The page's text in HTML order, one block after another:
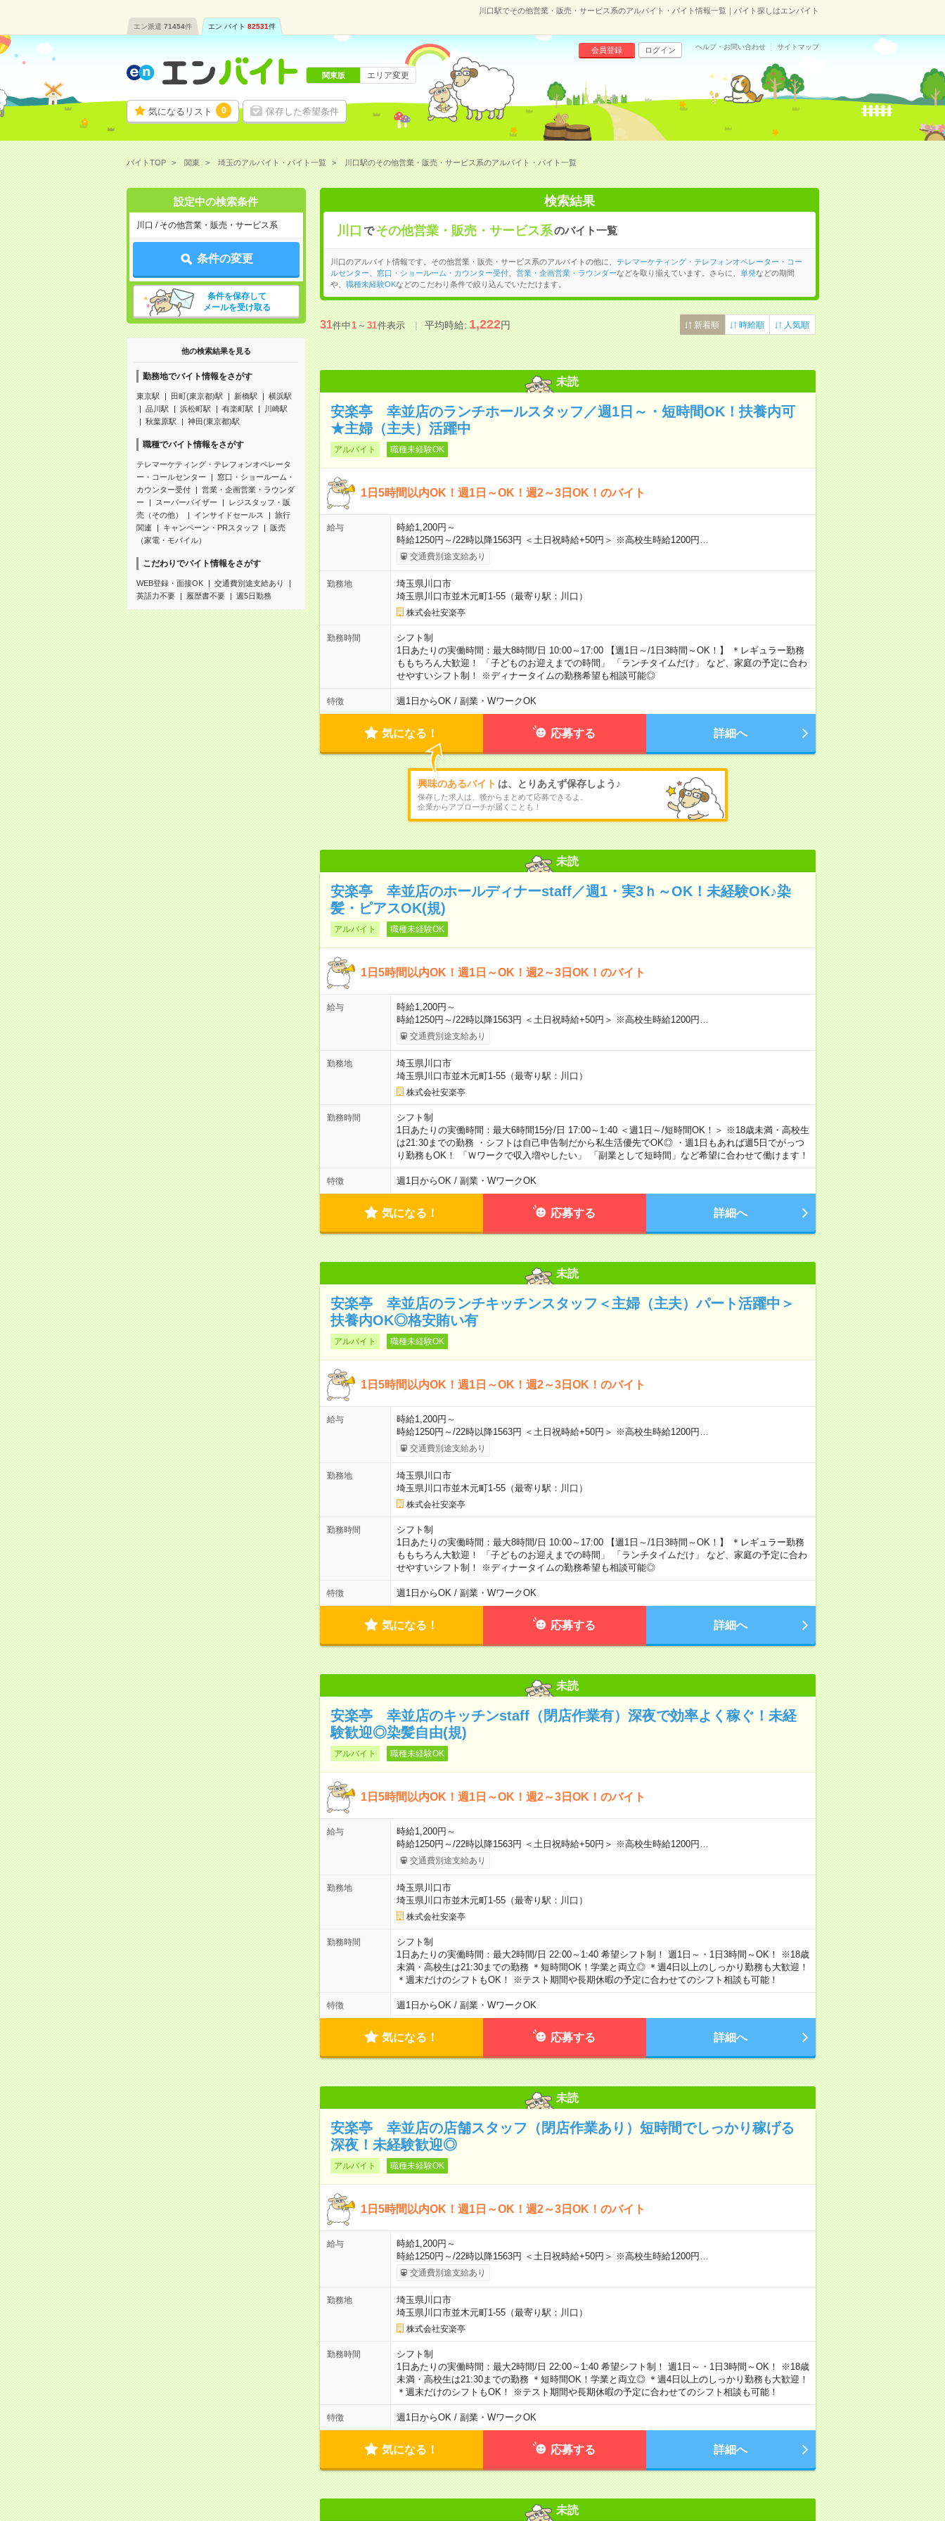
川口駅でその他営業・販売・サービス系のアルバイト・バイト情報一覧｜バイト探しはエンバイト
エン派遣 71454件 エン バイト 82531件
気になるリスト 0 保存した希望条件
会員登録 ログイン ヘルプ・お問い合わせ サイトマップ
関東版 エリア変更
バイトTOP 関東 埼玉のアルバイト・バイト一覧 川口駅のその他営業・販売・サービス系のアルバイト・バイト一覧
設定中の検索条件
川口 / その他営業・販売・サービス系
条件の変更
条件を保存して
メールを受け取る
他の検索結果を見る
勤務地でバイト情報をさがす
東京駅 田町(東京都)駅 新橋駅
横浜駅
品川駅
浜松町駅 有楽町駅
川崎駅
秋葉原駅
神田(東京都)駅
職種でバイト情報をさがす
テレマーケティング・テレフォンオペレータ
ー・コールセンター
窓口・ショールーム・
カウンター受付
営業・企画営業・ラウンダ
ー
スーパーバイザー
レジスタッフ・販
売（その他）
インサイドセールス
旅行
関連
キャンペーン・PRスタッフ
販売
（家電・モバイル）
こだわりでバイト情報をさがす
WEB登録・面接OK
交通費別途支給あり
英語力不要
履歴書不要 週5日勤務
検索結果
川口 で その他営業・販売・サービス系のバイト一覧
川口のアルバイト情報です。その他営業・販売・サービス系のアルバイトの他に、 テレマーケティング・テレフォンオペレーター・コー
ルセンター
窓口・ショールーム・カウンター受付、 営業・企画営業・ラウンダーなどを取り揃えています。さらに、 単発などの期間
や、 職種未経験OKなどのこだわり条件で絞り込んでいただけます。
31件中1～31件表示 平均時給:1,222円 新着順 時給順 人気順
未読
安楽亭 幸並店のランチホールスタッフ／週1日～・短時間OK！扶養内可
★主婦（主夫）活躍中
アルバイト 職種未経験OK
1日5時間以内OK！週1日～OK！週2～3日OK！のバイト
給与
時給1,200円～
時給1250円～/22時以降1563円 ＜土日祝時給+50円＞ ※高校生時給1200円…
交通費別途支給あり
勤務地
埼玉県川口市
埼玉県川口市並木元町1-55（最寄り駅：川口）
株式会社安楽亭
勤務時間
シフト制
1日あたりの実働時間：最大8時間/日 10:00～17:00 【週1日～/1日3時間～OK！】 ＊レギュラー勤務
ももちろん大歓迎！ 「子どものお迎えまでの時間」 「ランチタイムだけ」 など、家庭の予定に合わ
せやすいシフト制！ ※ディナータイムの勤務希望も相談可能◎
特徴 週1日からOK / 副業・WワークOK
気になる！ 応募する 詳細へ
興味のあるバイト は、とりあえず保存しよう♪
保存した求人は、後からまとめて応募できるよ。
企業からアプローチが届くことも！
未読
安楽亭 幸並店のホールディナーstaff／週1・実3ｈ～OK！未経験OK♪染
髪・ピアスOK(規)
アルバイト 職種未経験OK
1日5時間以内OK！週1日～OK！週2～3日OK！のバイト
給与
時給1,200円～
時給1250円～/22時以降1563円 ＜土日祝時給+50円＞ ※高校生時給1200円…
交通費別途支給あり
勤務地
埼玉県川口市
埼玉県川口市並木元町1-55（最寄り駅：川口）
株式会社安楽亭
勤務時間
シフト制
1日あたりの実働時間：最大6時間15分/日 17:00～1:40 ＜週1日～/短時間OK！＞ ※18歳未満・高校生
は21:30までの勤務 ・シフトは自己申告制だから私生活優先でOK◎ ・週1日もあれば週5日でがっつ
り勤務もOK！ 「Ｗワークで収入増やしたい」 「副業として短時間」など希望に合わせて働けます！
特徴 週1日からOK / 副業・WワークOK
気になる！ 応募する 詳細へ
未読
安楽亭 幸並店のランチキッチンスタッフ＜主婦（主夫）パート活躍中＞
扶養内OK◎格安賄い有
アルバイト 職種未経験OK
1日5時間以内OK！週1日～OK！週2～3日OK！のバイト
給与
時給1,200円～
時給1250円～/22時以降1563円 ＜土日祝時給+50円＞ ※高校生時給1200円…
交通費別途支給あり
勤務地
埼玉県川口市
埼玉県川口市並木元町1-55（最寄り駅：川口）
株式会社安楽亭
勤務時間
シフト制
1日あたりの実働時間：最大8時間/日 10:00～17:00 【週1日～/1日3時間～OK！】 ＊レギュラー勤務
ももちろん大歓迎！ 「子どものお迎えまでの時間」 「ランチタイムだけ」 など、家庭の予定に合わ
せやすいシフト制！ ※ディナータイムの勤務希望も相談可能◎
特徴 週1日からOK / 副業・WワークOK
気になる！ 応募する 詳細へ
未読
安楽亭 幸並店のキッチンstaff（閉店作業有）深夜で効率よく稼ぐ！未経
験歓迎◎染髪自由(規)
アルバイト 職種未経験OK
1日5時間以内OK！週1日～OK！週2～3日OK！のバイト
給与
時給1,200円～
時給1250円～/22時以降1563円 ＜土日祝時給+50円＞ ※高校生時給1200円…
交通費別途支給あり
勤務地
埼玉県川口市
埼玉県川口市並木元町1-55（最寄り駅：川口）
株式会社安楽亭
勤務時間
シフト制
1日あたりの実働時間：最大2時間/日 22:00～1:40 希望シフト制！ 週1日～・1日3時間～OK！ ※18歳
未満・高校生は21:30までの勤務 ＊短時間OK！学業と両立◎ ＊週4日以上のしっかり勤務も大歓迎！
＊週末だけのシフトもOK！ ※テスト期間や長期休暇の予定に合わせてのシフト相談も可能！
特徴 週1日からOK / 副業・WワークOK
気になる！ 応募する 詳細へ
未読
安楽亭 幸並店の店舗スタッフ（閉店作業あり）短時間でしっかり稼げる
深夜！未経験歓迎◎
アルバイト 職種未経験OK
1日5時間以内OK！週1日～OK！週2～3日OK！のバイト
給与
時給1,200円～
時給1250円～/22時以降1563円 ＜土日祝時給+50円＞ ※高校生時給1200円…
交通費別途支給あり
勤務地
埼玉県川口市
埼玉県川口市並木元町1-55（最寄り駅：川口）
株式会社安楽亭
勤務時間
シフト制
1日あたりの実働時間：最大2時間/日 22:00～1:40 希望シフト制！ 週1日～・1日3時間～OK！ ※18歳
未満・高校生は21:30までの勤務 ＊短時間OK！学業と両立◎ ＊週4日以上のしっかり勤務も大歓迎！
＊週末だけのシフトもOK！ ※テスト期間や長期休暇の予定に合わせてのシフト相談も可能！
特徴 週1日からOK / 副業・WワークOK
気になる！ 応募する 詳細へ
未読